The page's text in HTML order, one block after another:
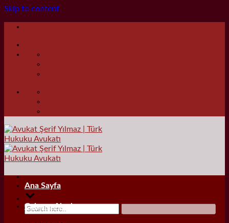
Skip to content
Ana Sayfa
Çalışma Alanları